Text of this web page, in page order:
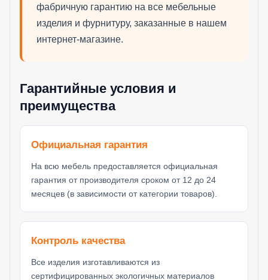
фабричную гарантию на все мебельные
изделия и фурнитуру, заказанные в нашем
интернет-магазине.
Гарантийные условия и
преимущества
Официальная гарантия
На всю мебель предоставляется официальная
гарантия от производителя сроком от 12 до 24
месяцев (в зависимости от категории товаров).
Контроль качества
Все изделия изготавливаются из
сертифицированных экологичных материалов